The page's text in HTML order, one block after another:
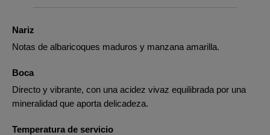
Nariz
Notas de albaricoques maduros y manzana amarilla.
Boca
Directo y vibrante, con una acidez vivaz equilibrada por una
mineralidad que aporta delicadeza.
Temperatura de servicio